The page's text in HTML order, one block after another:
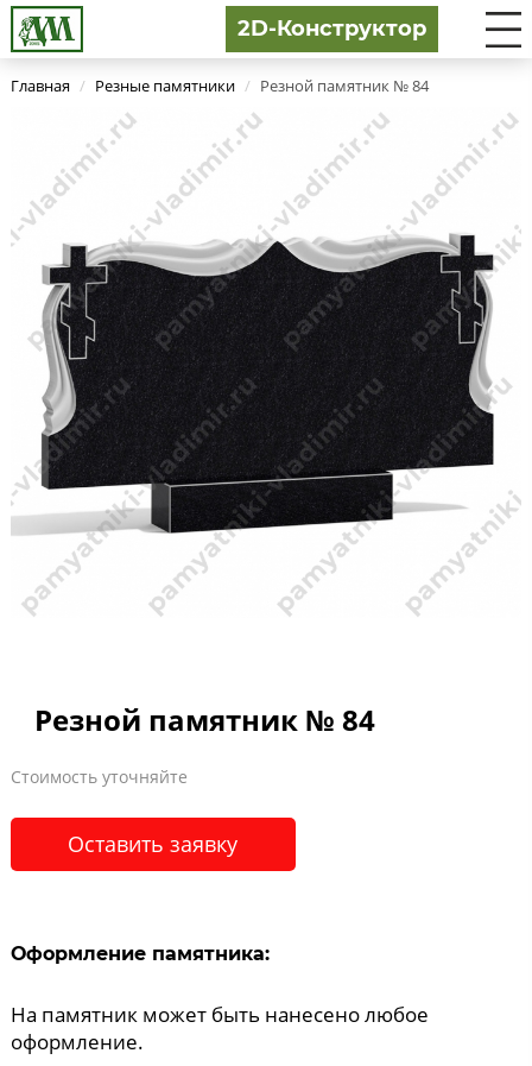
2D-Конструктор
Главная / Резные памятники / Резной памятник № 84
Резной памятник № 84
Стоимость уточняйте
Оставить заявку
Оформление памятника:
На памятник может быть нанесено любое
оформление.